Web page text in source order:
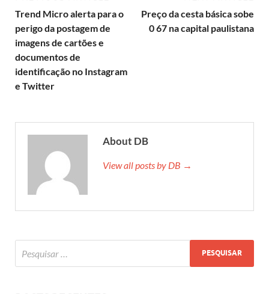
Trend Micro alerta para o
perigo da postagem de
imagens de cartões e
documentos de
identificação no Instagram
e Twitter
Preço da cesta básica sobe
0 67 na capital paulistana
About DB
View all posts by DB →